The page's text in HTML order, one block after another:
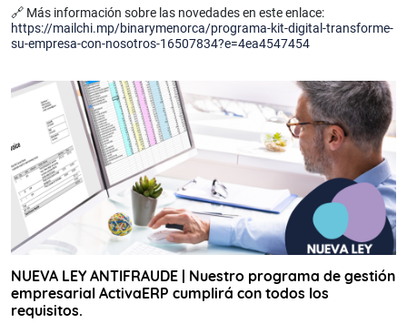
🔗 Más información sobre las novedades en este enlace:
https://mailchi.mp/binarymenorca/programa-kit-digital-transforme-
su-empresa-con-nosotros-16507834?e=4ea4547454
NUEVA LEY ANTIFRAUDE | Nuestro programa de gestión
empresarial ActivaERP cumplirá con todos los
requisitos.